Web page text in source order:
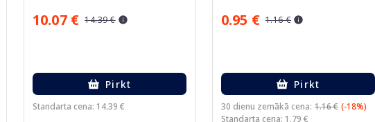
10.07 € 14.39 €
Pirkt
Standarta cena: 14.39 €
0.95 € 1.16 €
Pirkt
30 dienu zemākā cena: 1.16 € (-18%)
Standarta cena: 1.79 €